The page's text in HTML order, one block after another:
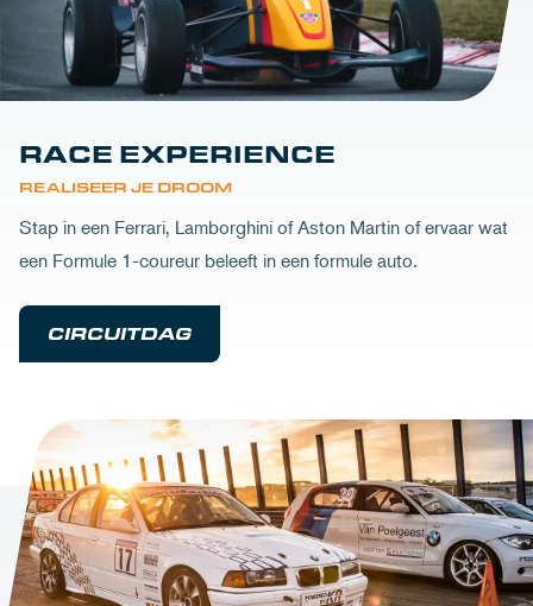
RACE EXPERIENCE
REALISEER JE DROOM
Stap in een Ferrari, Lamborghini of Aston Martin of ervaar wat
een Formule 1-coureur beleeft in een formule auto.
CIRCUITDAG